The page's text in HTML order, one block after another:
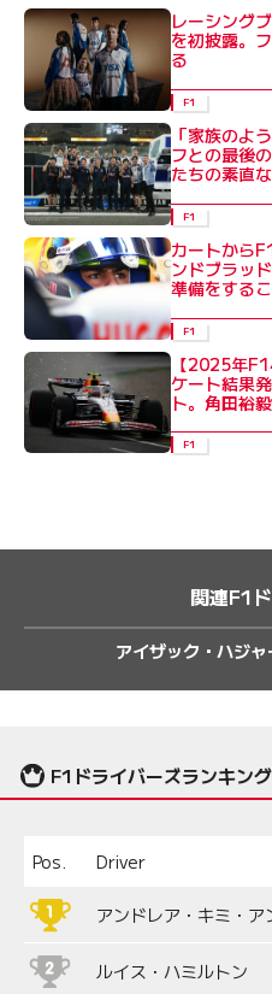
レーシング
を初披露。
る
F1
「家族のよ
フとの最後
たちの素直
F1
カートから
ンドブラッ
準備をする
F1
【2025年
ケート結果
ト。角田裕
F1
関連F1
アイザック・ハジ
F1ドライバーズランキング
Pos. Driver
アンドレア・キミ・ア
ルイス・ハミルトン